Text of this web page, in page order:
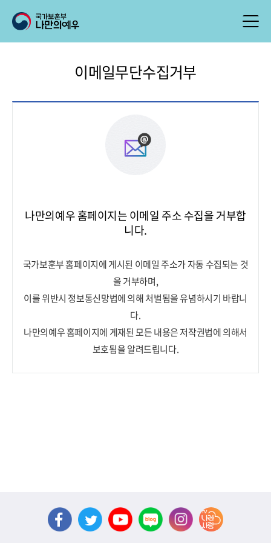
이메일무단수집거부
나만의예우 홈페이지는 이메일 주소 수집을 거부합
니다.
국가보훈부 홈페이지에 게시된 이메일 주소가 자동 수집되는 것
을 거부하며,
이를 위반시 정보통신망법에 의해 처벌됨을 유념하시기 바랍니
다.
나만의예우 홈페이지에 게재된 모든 내용은 저작권법에 의해서
보호됨을 알려드립니다.